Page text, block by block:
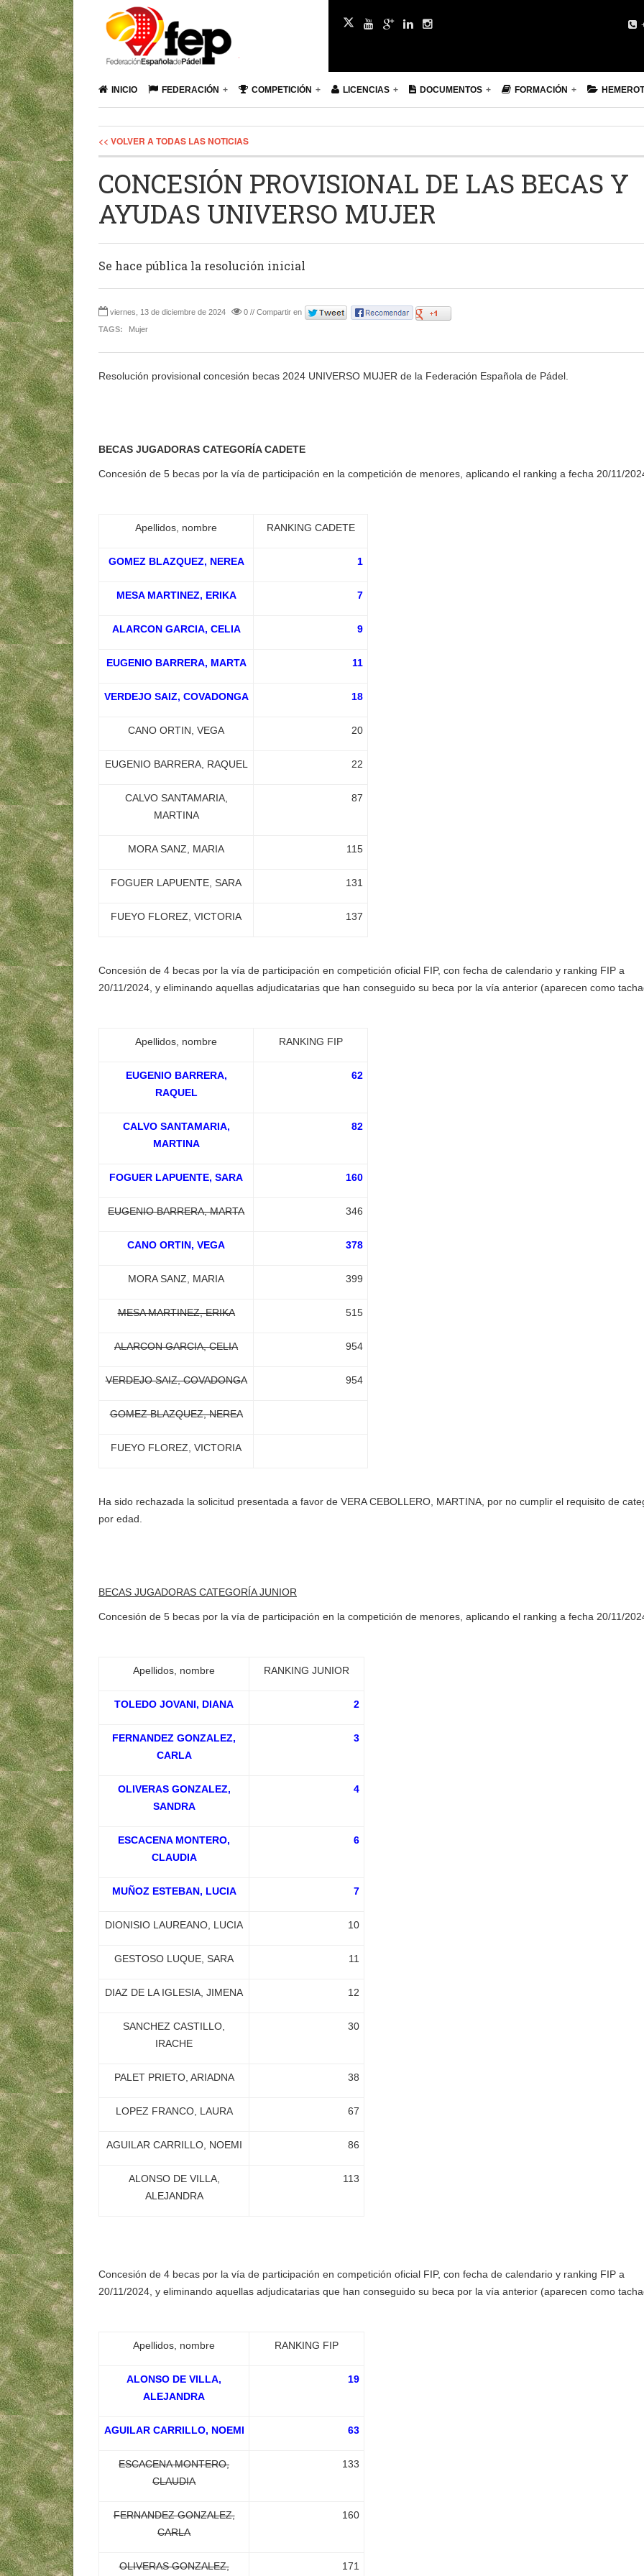
INICIO FEDERACIÓN COMPETICIÓN LICENCIAS DOCUMENTOS FORMACIÓN
<< VOLVER A TODAS LAS NOTICIAS
CONCESIÓN PROVISIONAL DE LAS BECAS Y
AYUDAS UNIVERSO MUJER
Se hace pública la resolución inicial
viernes, 13 de diciembre de 2024
0 // Compartir en
TAGS:
Mujer
Resolución provisional concesión becas 2024 UNIVERSO MUJER de la Federación Española de Pádel.
BECAS JUGADORAS CATEGORÍA CADETE
Concesión de 5 becas por la vía de participación en la competición de menores, aplicando el ranking a fecha 20/11/
Apellidos, nombre RANKING CADETE
GOMEZ BLAZQUEZ, NEREA 1
MESA MARTINEZ, ERIKA 7
ALARCON GARCIA, CELIA 9
EUGENIO BARRERA, MARTA 11
VERDEJO SAIZ, COVADONGA 18
CANO ORTIN, VEGA 20
EUGENIO BARRERA, RAQUEL 22
CALVO SANTAMARIA,
MARTINA
87
MORA SANZ, MARIA 115
FOGUER LAPUENTE, SARA 131
FUEYO FLOREZ, VICTORIA 137
Concesión de 4 becas por la vía de participación en competición oficial FIP, con fecha de calendario y ranking FIP a
20/11/2024, y eliminando aquellas adjudicatarias que han conseguido su beca por la vía anterior (aparecen como
Apellidos, nombre RANKING FIP
EUGENIO BARRERA,
RAQUEL
62
CALVO SANTAMARIA,
MARTINA
82
FOGUER LAPUENTE, SARA 160
EUGENIO BARRERA, MARTA 346
CANO ORTIN, VEGA 378
MORA SANZ, MARIA 399
MESA MARTINEZ, ERIKA 515
ALARCON GARCIA, CELIA 954
VERDEJO SAIZ, COVADONGA 954
GOMEZ BLAZQUEZ, NEREA
FUEYO FLOREZ, VICTORIA
Ha sido rechazada la solicitud presentada a favor de VERA CEBOLLERO, MARTINA, por no cumplir el requisito de
por edad.
BECAS JUGADORAS CATEGORÍA JUNIOR
Concesión de 5 becas por la vía de participación en la competición de menores, aplicando el ranking a fecha 20/11/
Apellidos, nombre RANKING JUNIOR
TOLEDO JOVANI, DIANA 2
FERNANDEZ GONZALEZ,
CARLA
3
OLIVERAS GONZALEZ,
SANDRA
4
ESCACENA MONTERO,
CLAUDIA
6
MUÑOZ ESTEBAN, LUCIA 7
DIONISIO LAUREANO, LUCIA 10
GESTOSO LUQUE, SARA 11
DIAZ DE LA IGLESIA, JIMENA 12
SANCHEZ CASTILLO,
IRACHE
30
PALET PRIETO, ARIADNA 38
LOPEZ FRANCO, LAURA 67
AGUILAR CARRILLO, NOEMI 86
ALONSO DE VILLA,
ALEJANDRA
113
Concesión de 4 becas por la vía de participación en competición oficial FIP, con fecha de calendario y ranking FIP a
20/11/2024, y eliminando aquellas adjudicatarias que han conseguido su beca por la vía anterior (aparecen como
Apellidos, nombre RANKING FIP
ALONSO DE VILLA,
ALEJANDRA
19
AGUILAR CARRILLO, NOEMI 63
ESCACENA MONTERO,
CLAUDIA
133
FERNANDEZ GONZALEZ,
CARLA
160
OLIVERAS GONZALEZ, 171